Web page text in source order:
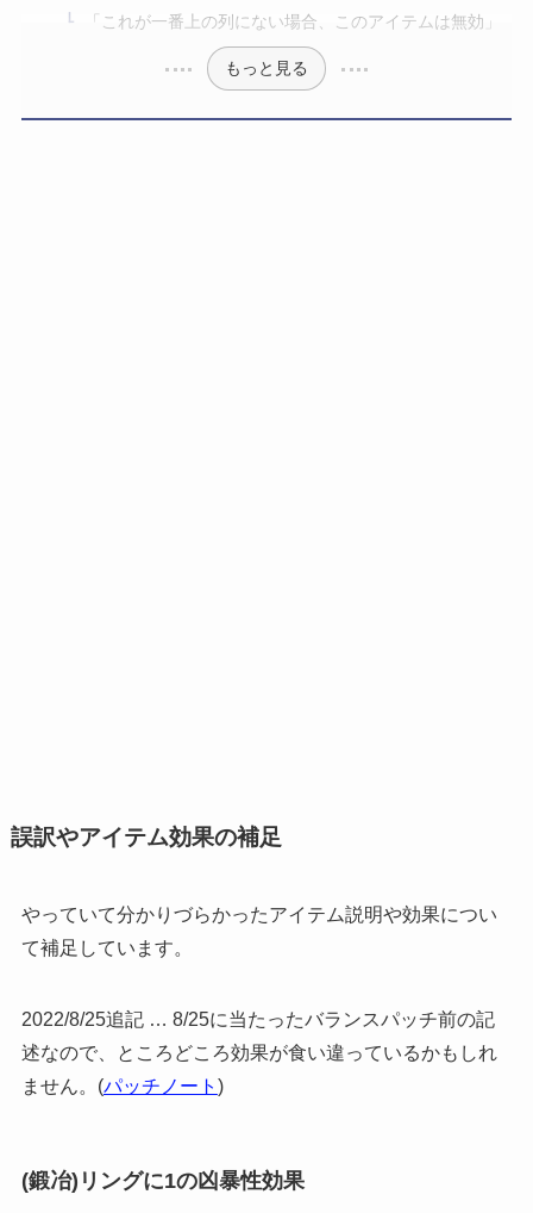
「これが一番上の列にない場合、このアイテムは無効」
もっと見る
誤訳やアイテム効果の補足
やっていて分かりづらかったアイテム説明や効果につい
て補足しています。
2022/8/25追記 … 8/25に当たったバランスパッチ前の記
述なので、ところどころ効果が食い違っているかもしれ
ません。(パッチノート )
(鍛冶)リングに1の凶暴性効果